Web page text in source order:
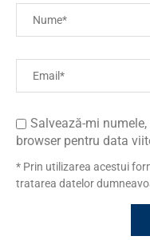
Salvează-mi
browser pentru data
* Prin utilizarea acestui
tratarea datelor